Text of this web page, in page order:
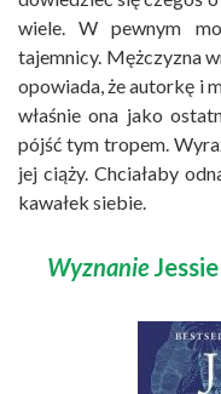
wiele. W pewnym
tajemnicy. Mężczyzna
opowiada, że autorkę i
właśnie ona jako
pójść tym tropem.
jej ciąży. Chciałaby
kawałek siebie.
Wyznanie